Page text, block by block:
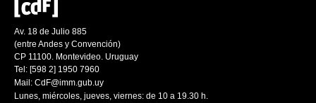
Av. 18 de Julio 885
(entre Andes y Convención)
CP 11100. Montevideo. Uruguay
Tel: [598 2] 1950 7960
Mail: CdF@imm.gub.uy
Lunes, miércoles, jueves, viernes: de 10 a 19.30 h.